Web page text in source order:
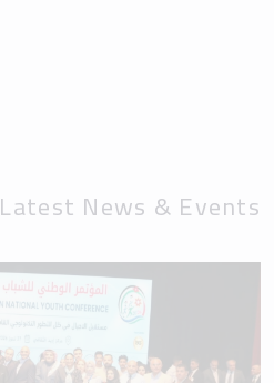
Latest News & Events